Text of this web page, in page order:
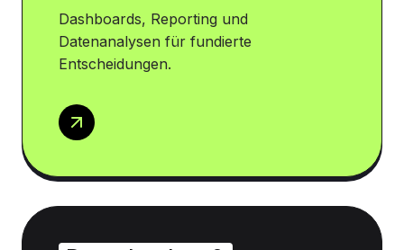
Dashboards, Reporting und
Datenanalysen für fundierte
Entscheidungen.